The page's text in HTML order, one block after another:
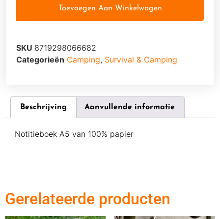
Toevoegen Aan Winkelwagen
SKU 8719298066682
Categorieën Camping, Survival & Camping
Beschrijving Aanvullende informatie
Notitieboek A5 van 100% papier
Gerelateerde producten